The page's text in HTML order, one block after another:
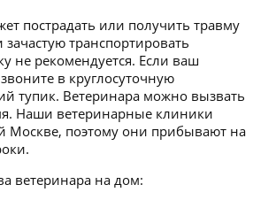
пострадать или получить травму
транспортировать
не рекомендуется. Если ваш
в круглосуточную
тупик. Ветеринара можно вызвать
Наши ветеринарные клиники
Москве, поэтому они прибывают на
ветеринара на дом: